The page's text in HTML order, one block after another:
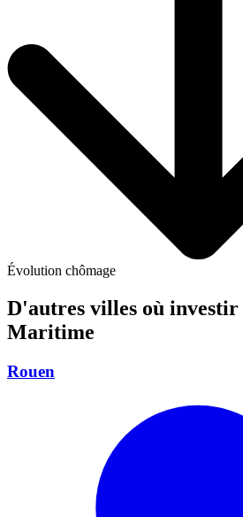
Évolution chômage
D'autres villes où investir
Maritime
Rouen